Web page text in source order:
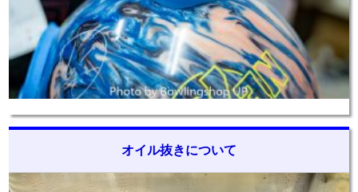
オイル抜きについて